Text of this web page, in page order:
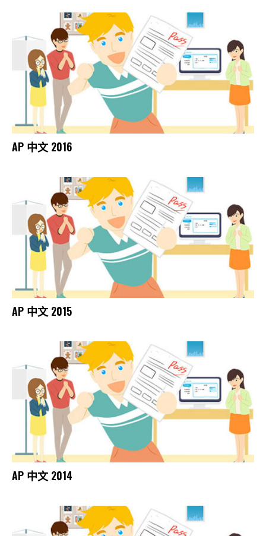
AP 中文 2016
AP 中文 2015
AP 中文 2014